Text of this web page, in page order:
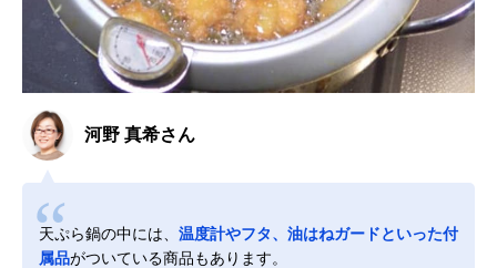
河野 真希さん
天ぷら鍋の中には、 温度計やフタ、油はねガードといった付
属品がついている商品もあります。